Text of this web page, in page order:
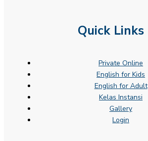
Quick Links
Private Online
English for Kids
English for Adult
Kelas Instansi
Gallery
Login